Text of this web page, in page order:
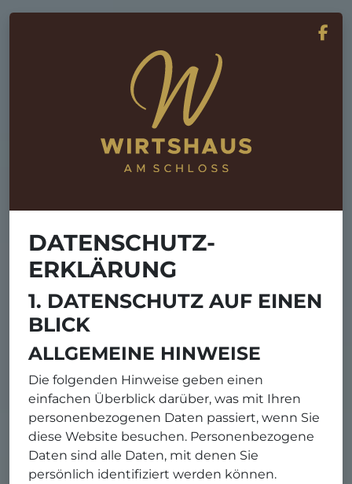
DATENSCHUTZ­
ERKLÄRUNG
1. DATENSCHUTZ AUF EINEN
BLICK
ALLGEMEINE HINWEISE
Die folgenden Hinweise geben einen
einfachen Überblick darüber, was mit Ihren
personenbezogenen Daten passiert, wenn Sie
diese Website besuchen. Personenbezogene
Daten sind alle Daten, mit denen Sie
persönlich identifiziert werden können.